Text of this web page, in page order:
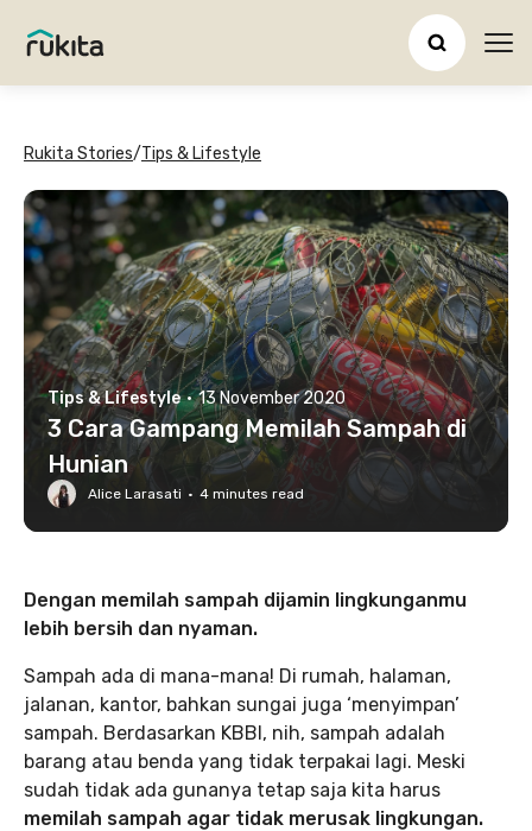
Rukita Stories/Tips & Lifestyle
Tips & Lifestyle · 13 November 2020
3 Cara Gampang Memilah Sampah di
Hunian
Alice Larasati · 4 minutes read
Dengan memilah sampah dijamin lingkunganmu
lebih bersih dan nyaman.
Sampah ada di mana-mana! Di rumah, halaman,
jalanan, kantor, bahkan sungai juga ‘menyimpan’
sampah. Berdasarkan KBBI, nih, sampah adalah
barang atau benda yang tidak terpakai lagi. Meski
sudah tidak ada gunanya tetap saja kita harus
memilah sampah agar tidak merusak lingkungan.